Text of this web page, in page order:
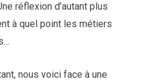
réflexion d’autant plus
à quel point les métiers
nous voici face à une